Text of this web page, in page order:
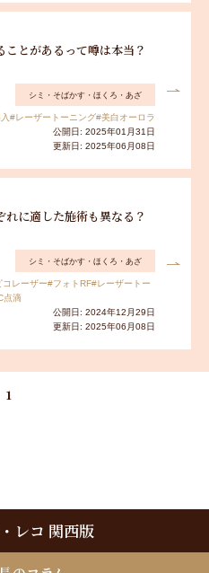
とがあるって噂は本当？
シミ・そばかす・ほくろ・あざ
#レーザートーニング#美白オーロラ
公開日: 2025年01月31日
更新日: 2025年06月08日
に適した施術も異なる？
シミ・そばかす・ほくろ・あざ
コレーザー#フォトRF#レーザートー
点滴
公開日: 2024年12月29日
更新日: 2025年06月08日
1
レコ 関西版